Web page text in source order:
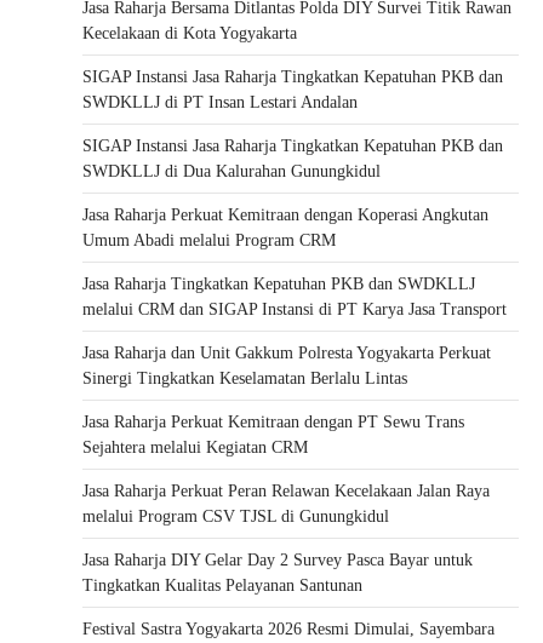
Jasa Raharja Bersama Ditlantas Polda DIY Survei Titik Rawan
Kecelakaan di Kota Yogyakarta
SIGAP Instansi Jasa Raharja Tingkatkan Kepatuhan PKB dan
SWDKLLJ di PT Insan Lestari Andalan
SIGAP Instansi Jasa Raharja Tingkatkan Kepatuhan PKB dan
SWDKLLJ di Dua Kalurahan Gunungkidul
Jasa Raharja Perkuat Kemitraan dengan Koperasi Angkutan
Umum Abadi melalui Program CRM
Jasa Raharja Tingkatkan Kepatuhan PKB dan SWDKLLJ
melalui CRM dan SIGAP Instansi di PT Karya Jasa Transport
Jasa Raharja dan Unit Gakkum Polresta Yogyakarta Perkuat
Sinergi Tingkatkan Keselamatan Berlalu Lintas
Jasa Raharja Perkuat Kemitraan dengan PT Sewu Trans
Sejahtera melalui Kegiatan CRM
Jasa Raharja Perkuat Peran Relawan Kecelakaan Jalan Raya
melalui Program CSV TJSL di Gunungkidul
Jasa Raharja DIY Gelar Day 2 Survey Pasca Bayar untuk
Tingkatkan Kualitas Pelayanan Santunan
Festival Sastra Yogyakarta 2026 Resmi Dimulai, Sayembara